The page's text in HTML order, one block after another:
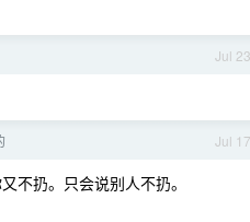
Jul 23
Jul 17
不扔。只会说别人不扔。